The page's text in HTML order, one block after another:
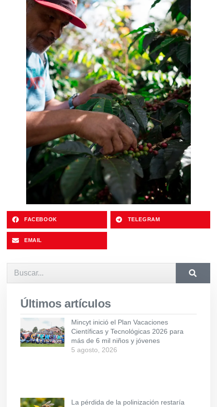
FACEBOOK TELEGRAM
EMAIL
Últimos artículos
Mincyt inició el Plan Vacaciones
Científicas y Tecnológicas 2026 para
más de 6 mil niños y jóvenes
5 agosto, 2026
La pérdida de la polinización restaría